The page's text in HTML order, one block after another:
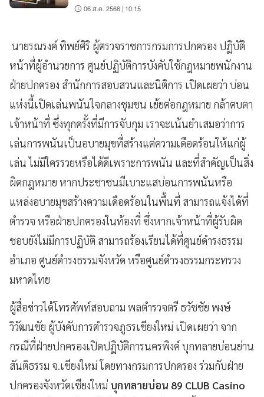
06 ส.ค. 2566 | 10:15
นายรณรงค์ ทิพย์ศิริ ผู้ตรวจราชการกรมการปกครอง ปฏิบัติ
หน้าที่ผู้อำนวยการ ศูนย์ปฏิบัติการบังคับใช้กฎหมายพนักงาน
ฝ่ายปกครอง สำนักการสอบสวนและนิติการ เปิดเผยว่า บ่อน
แห่งนี้เปิดเล่นพนันใจกลางชุมชน เย้ยต่อกฎหมาย กล้าตบตา
เจ้าหน้าที่ ซึ่งทุกครั้งที่มีการจับกุม เราจะเน้นยำเสมอว่าการ
เล่นการพนันเป็นอบายมุขที่สร้างแต่ความเดือดร้อนให้แก่ผู้
เล่น ไม่มีใครรวยหรือได้ดีเพราะการพนัน และที่สำคัญเป็นสิ่ง
ผิดกฎหมาย หากประชาชนมีเบาะแสบ่อนการพนันหรือ
แหล่งอบายมุขสร้างความเดือดร้อนในพื้นที่ สามารถแจ้งได้ที่
ตำรวจ หรือฝ่ายปกครองในท้องที่ ซึ่งหากเจ้าหน้าที่ผู้รับผิด
ชอบยังไม่มีการปฏิบัติ สามารถร้องเรียนได้ที่ศูนย์ดำรงธรรม
อำเภอ ศูนย์ดำรงธรรมจังหวัด หรือศูนย์ดำรงธรรมกระทรวง
มหาดไทย
ผู้สื่อข่าวได้โทรศัพท์สอบถาม พลตำรวจตรี ธวัชชัย พงษ์
วิวัฒนชัย ผู้บังคับการตำรวจภูธรเชียงใหม่ เปิดเผยว่า จาก
กรณีที่ฝ่ายปกครองเปิดปฏิบัติการนครพิงค์ บุกทลายบ่อนย่าน
สันติธรรม จ.เชียงใหม่ โดยทางกรมการปกครอง ร่วมกับฝ่าย
ปกครองจังหวัดเชียงใหม่ บุกทลายบ่อน 89 CLUB Casino